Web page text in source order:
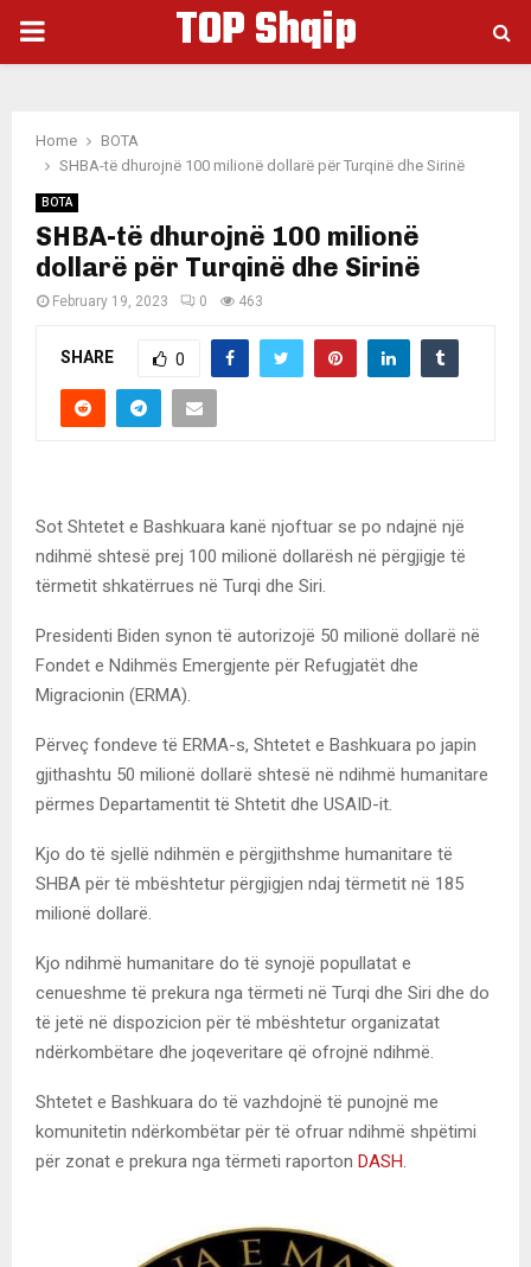
PRIMARY
TOP Shqip
Home
BOTA
SHBA-të dhurojnë 100 milionë dollarë për Turqinë dhe Sirinë
BOTA
SHBA-të dhurojnë 100 milionë
dollarë për Turqinë dhe Sirinë
February 19, 2023 0 463
SHARE 0
Sot Shtetet e Bashkuara kanë njoftuar se po ndajnë një
ndihmë shtesë prej 100 milionë dollarësh në përgjigje të
tërmetit shkatërrues në Turqi dhe Siri.
Presidenti Biden synon të autorizojë 50 milionë dollarë në
Fondet e Ndihmës Emergjente për Refugjatët dhe
Migracionin (ERMA).
Përveç fondeve të ERMA-s, Shtetet e Bashkuara po japin
gjithashtu 50 milionë dollarë shtesë në ndihmë humanitare
përmes Departamentit të Shtetit dhe USAID-it.
Kjo do të sjellë ndihmën e përgjithshme humanitare të
SHBA për të mbështetur përgjigjen ndaj tërmetit në 185
milionë dollarë.
Kjo ndihmë humanitare do të synojë popullatat e
cenueshme të prekura nga tërmeti në Turqi dhe Siri dhe do
të jetë në dispozicion për të mbështetur organizatat
ndërkombëtare dhe joqeveritare që ofrojnë ndihmë.
Shtetet e Bashkuara do të vazhdojnë të punojnë me
komunitetin ndërkombëtar për të ofruar ndihmë shpëtimi
për zonat e prekura nga tërmeti raporton DASH.